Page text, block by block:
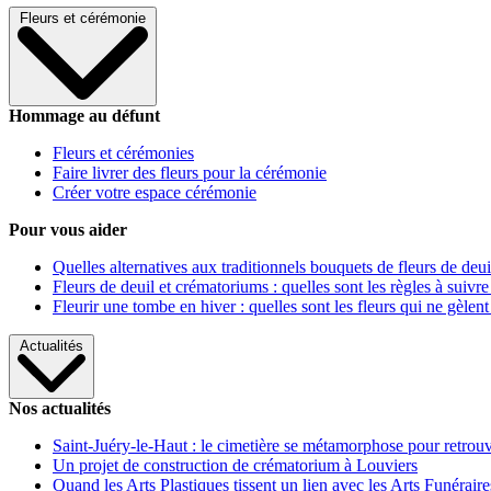
Fleurs et cérémonie
Hommage au défunt
Fleurs et cérémonies
Faire livrer des fleurs pour la cérémonie
Créer votre espace cérémonie
Pour vous aider
Quelles alternatives aux traditionnels bouquets de fleurs de
Fleurs de deuil et crématoriums : quelles sont les règles à
Fleurir une tombe en hiver : quelles sont les fleurs qui ne gèlent
Actualités
Nos actualités
Saint-Juéry-le-Haut : le cimetière se métamorphose pour
Un projet de construction de crématorium à Louviers
Quand les Arts Plastiques tissent un lien avec les Arts